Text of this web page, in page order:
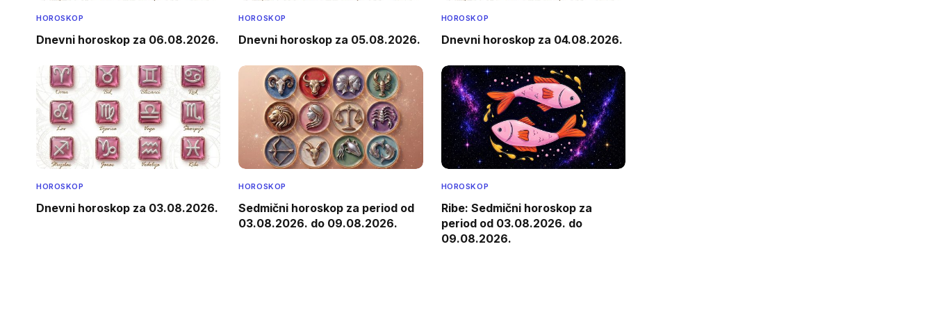
HOROSKOP
Dnevni horoskop za 06.08.2026.
HOROSKOP
Dnevni horoskop za 05.08.2026.
HOROSKOP
Dnevni horoskop za 04.08.2026.
HOROSKOP
Dnevni horoskop za 03.08.2026.
HOROSKOP
Sedmični horoskop za period od
03.08.2026. do 09.08.2026.
HOROSKOP
Ribe: Sedmični horoskop za
period od 03.08.2026. do
09.08.2026.